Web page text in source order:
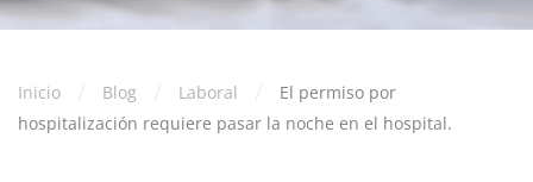
Inicio Blog Laboral
El permiso por
hospitalización requiere pasar la noche en el hospital.